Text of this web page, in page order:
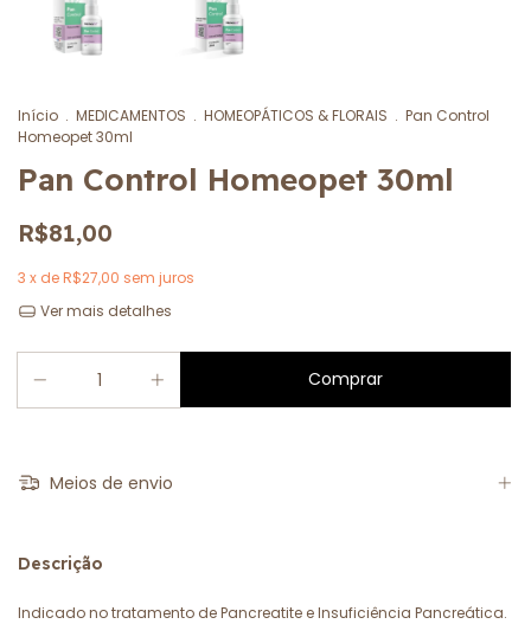
Início . MEDICAMENTOS . HOMEOPÁTICOS & FLORAIS . Pan Control
Homeopet 30ml
Pan Control Homeopet 30ml
R$81,00
3 x deR$27,00 sem juros
Ver mais detalhes
Meios de envio
Descrição
Indicado no tratamento de Pancreatite e Insuficiência Pancreática.